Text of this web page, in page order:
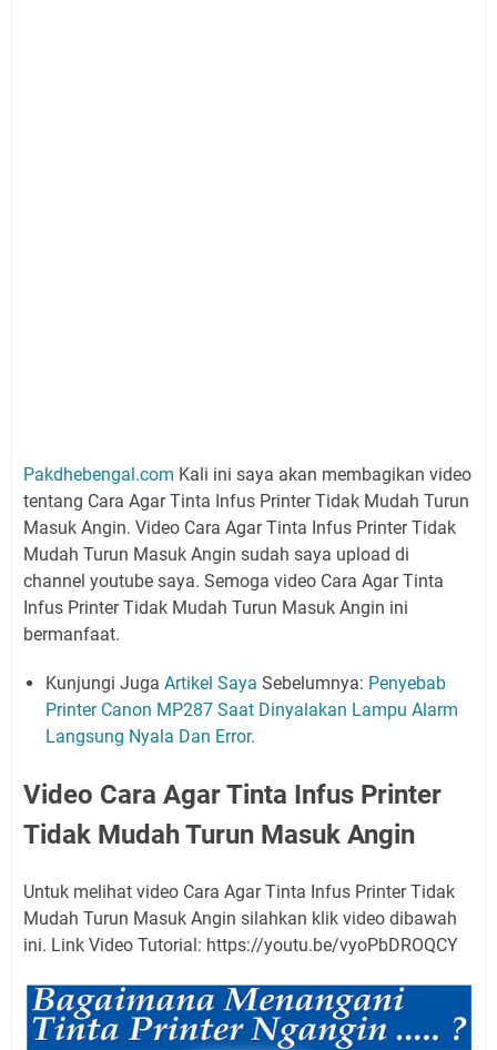
Pakdhebengal.com Kali ini saya akan membagikan video
tentang Cara Agar Tinta Infus Printer Tidak Mudah Turun
Masuk Angin. Video Cara Agar Tinta Infus Printer Tidak
Mudah Turun Masuk Angin sudah saya upload di
channel youtube saya. Semoga video Cara Agar Tinta
Infus Printer Tidak Mudah Turun Masuk Angin ini
bermanfaat.
Kunjungi Juga Artikel Saya Sebelumnya: Penyebab
Printer Canon MP287 Saat Dinyalakan Lampu Alarm
Langsung Nyala Dan Error.
Video Cara Agar Tinta Infus Printer
Tidak Mudah Turun Masuk Angin
Untuk melihat video Cara Agar Tinta Infus Printer Tidak
Mudah Turun Masuk Angin silahkan klik video dibawah
ini. Link Video Tutorial: https://youtu.be/vyoPbDROQCY